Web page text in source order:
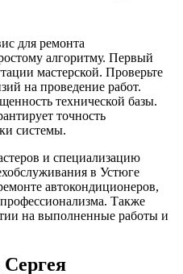
для ремонта
алгоритму. Первый
мастерской. Проверьте
на проведение работ.
технической базы.
точность
системы.
и специализацию
в Устюге
автокондиционеров,
Также
на выполненные работы и